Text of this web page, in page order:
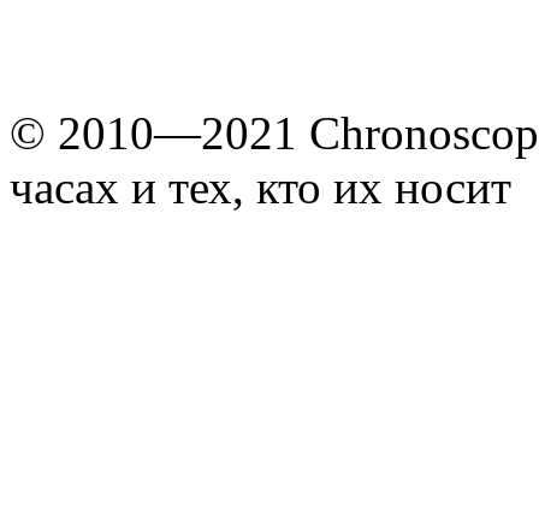
© 2010—2021
часах и тех, кто их носит